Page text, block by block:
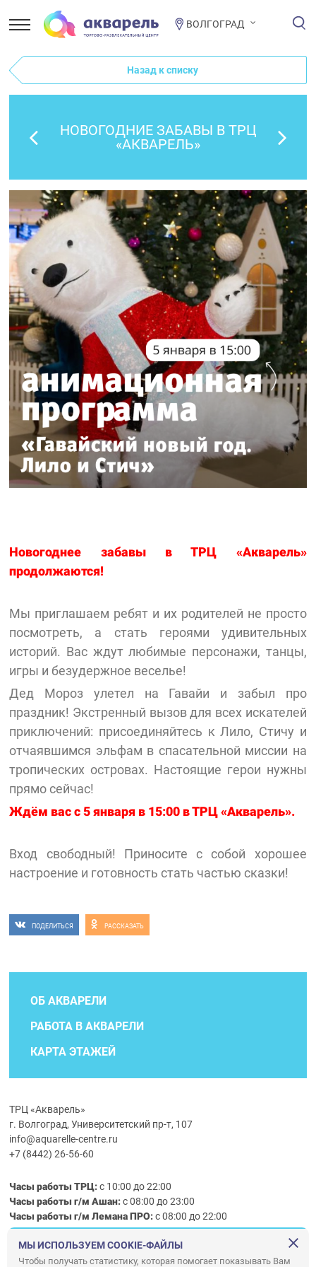
ВОЛГОГРАД
Назад к списку
НОВОГОДНИЕ ЗАБАВЫ В ТРЦ
«АКВАРЕЛЬ»
Новогоднее забавы в ТРЦ «Акварель»
продолжаются!
Мы приглашаем ребят и их родителей не просто
посмотреть, а стать героями удивительных
историй. Вас ждут любимые персонажи, танцы,
игры и безудержное веселье!
Дед Мороз улетел на Гавайи и забыл про
праздник! Экстренный вызов для всех искателей
приключений: присоединяйтесь к Лило, Стичу и
отчаявшимся эльфам в спасательной миссии на
тропических островах. Настоящие герои нужны
прямо сейчас!
Ждём вас с 5 января в 15:00 в ТРЦ «Акварель».
Вход свободный! Приносите с собой хорошее
настроение и готовность стать частью сказки!
ПОДЕЛИТЬСЯ РАССКАЗАТЬ
ОБ АКВАРЕЛИ
РАБОТА В АКВАРЕЛИ
КАРТА ЭТАЖЕЙ
ТРЦ «Акварель»
г. Волгоград, Университетский пр-т, 107
info@aquarelle-centre.ru
+7 (8442) 26-56-60
Часы работы ТРЦ:с 10:00 до 22:00
Часы работы г/м Ашан:с 08:00 до 23:00
Часы работыг/мЛемана ПРО:с 08:00 до 22:00
Правила посещения ТРЦ «Акварель»
МЫ ИСПОЛЬЗУЕМ COOKIE-ФАЙЛЫ
Чтобы получать статистику, которая помогает показывать Вам